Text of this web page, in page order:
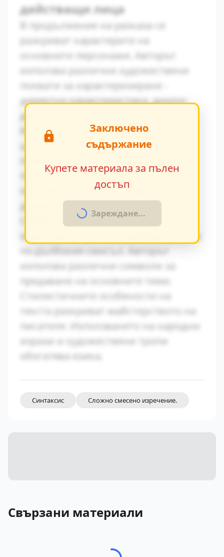
действащи лица
В продължение на разказа се
разкриват характерите на
основните персонажи. Авторът
използва различни художествени
похвати за характеризиране -
директна характеристика, диалог,
действия и вътрешен монолог.
Конфликтът между традиционните
ценности и модерните идеи се
персонажите. Това
противопоставяне създава
драматично напрежение.
Символиката в произведението
играе важна роля за разбирането на
използва различни символи за
предаване на основните теми.
Стилистичните особености на
текста разкриват майстерството на
писателя. Използването на народни
изрази и художествени тропи
обогатява езика.
Заключено
съдържание
Купете материала за пълен
достъп
Зареждане...
Синтаксис Сложно смесено изречение.
Свързани материали